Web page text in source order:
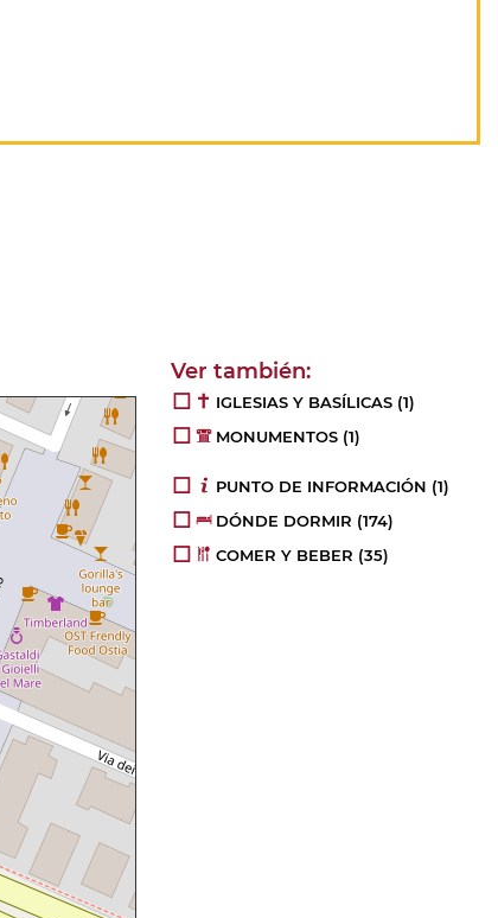
IGLESIAS Y BASÍLICAS (1)
MONUMENTOS (1)
PUNTO DE INFORMACIÓN (1)
DÓNDE DORMIR (174)
COMER Y BEBER (35)